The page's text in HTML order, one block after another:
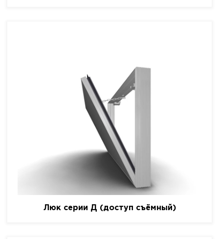
Люк серии Д (доступ съёмный)